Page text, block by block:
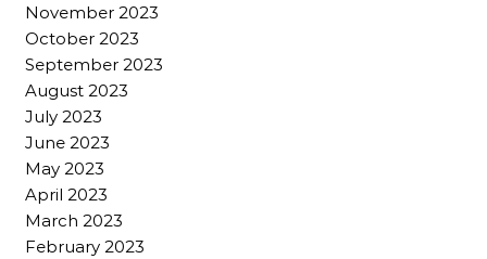
November 2023
October 2023
September 2023
August 2023
July 2023
June 2023
May 2023
April 2023
March 2023
February 2023